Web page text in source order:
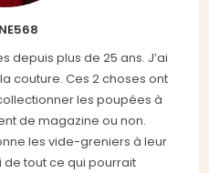
depuis plus de 25 ans. J’ai
couture. Ces 2 choses ont
les poupées à
de magazine ou non.
les vide-greniers à leur
tout ce qui pourrait